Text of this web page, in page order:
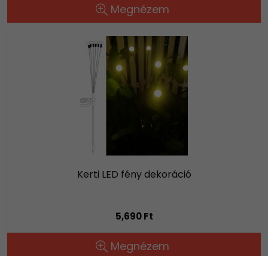
Megnézem
Kerti LED fény dekoráció
5,690 Ft
Megnézem